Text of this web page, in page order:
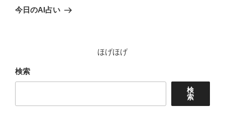
ゲ
の
今日のAI占い
ほげほげ
検索
検
索